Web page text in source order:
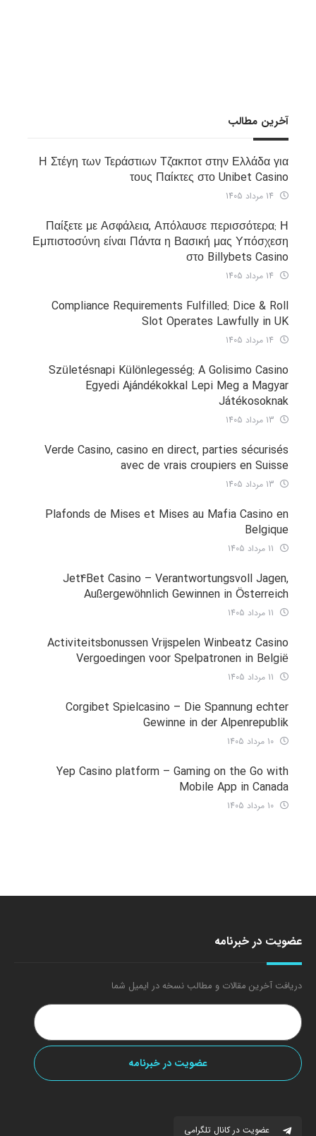
آخرین مطالب
Η Στέγη των Τεράστιων Τζακποτ στην Ελλάδα για
τους Παίκτες στο Unibet Casino
Παίξετε με Ασφάλεια, Απόλαυσε περισσότερα: Η
Εμπιστοσύνη είναι Πάντα η Βασική μας Υπόσχεση
στο Billybets Casino
Compliance Requirements Fulfilled: Dice & Roll
Slot Operates Lawfully in UK
Születésnapi Különlegesség: A Golisimo Casino
Egyedi Ajándékokkal Lepi Meg a Magyar
Játékosoknak
Verde Casino, casino en direct, parties sécurisés
avec de vrais croupiers en Suisse
Plafonds de Mises et Mises au Mafia Casino en
Belgique
Jet4Bet Casino – Verantwortungsvoll Jagen,
Außergewöhnlich Gewinnen in Österreich
Activiteitsbonussen Vrijspelen Winbeatz Casino
Vergoedingen voor Spelpatronen in België
Corgibet Spielcasino – Die Spannung echter
Gewinne in der Alpenrepublik
Yep Casino platform – Gaming on the Go with
Mobile App in Canada
عضویت در خبرنامه
دریافت آخرین مقالات و مطالب نسخه در ایمیل شما
عضویت در کانال تلگرامی